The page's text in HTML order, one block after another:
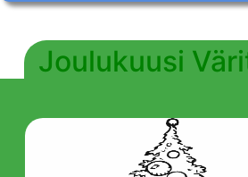
Joulukuusi